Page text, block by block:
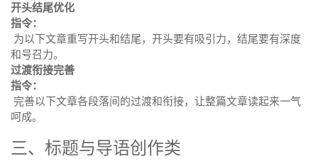
开头结尾优化
指令：
为以下文章重写开头和结尾，开头要有吸引力，结尾要有深度
和号召力。
过渡衔接完善
指令：
完善以下文章各段落间的过渡和衔接，让整篇文章读起来一气
呵成。
三、标题与导语创作类